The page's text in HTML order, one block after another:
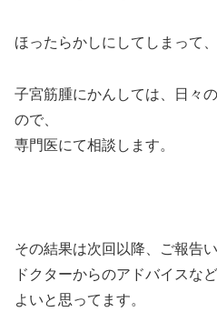
ほったらかしにしてしまって
子宮筋腫にかんしては、日々
ので、
専門医にて相談します。
その結果は次回以降、ご報告い
ドクターからのアドバイスな
よいと思ってます。